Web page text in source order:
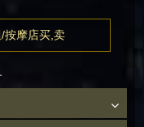
按摩店买,卖